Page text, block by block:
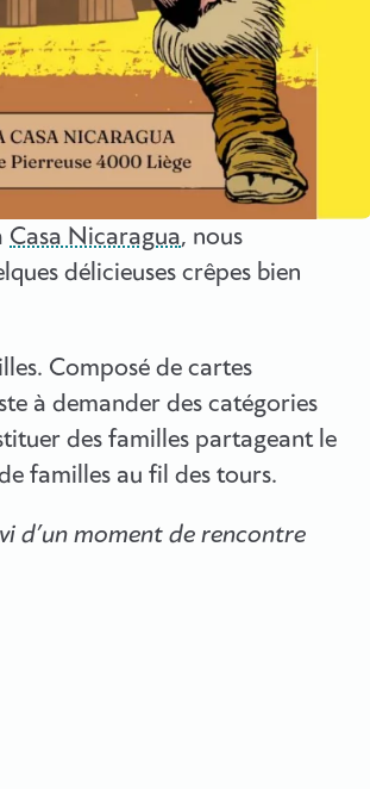
Casa Nicaragua, nous
délicieuses crêpes bien
Composé de cartes
à demander des catégories
des familles partageant le
familles au fil des tours.
d’un moment de rencontre